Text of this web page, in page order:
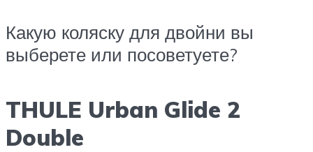
Какую коляску для двойни вы
выберете или посоветуете?
THULE Urban Glide 2
Double